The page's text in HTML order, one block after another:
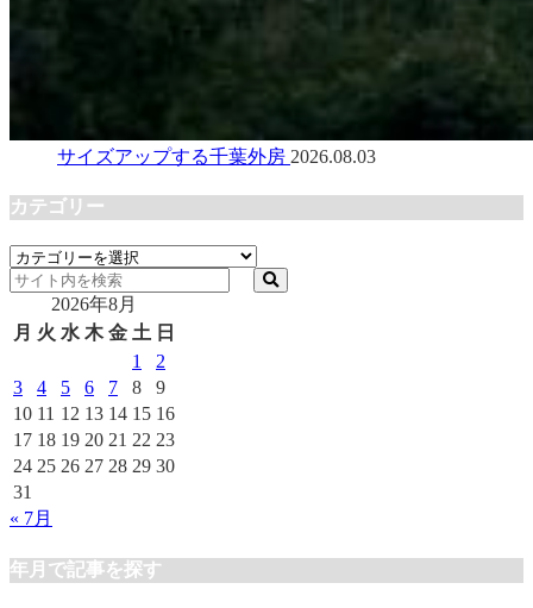
サイズアップする千葉外房 2026.08.03
カテゴリー
カ
テ
リ
2026年8月
月 火 水 木 金 土 日
1
2
3
4 5 6 7 8
9
10 11 12 13 14 15 16
17 18 19 20 21 22 23
24 25 26 27 28 29 30
31
« 7月
年月で記事を探す